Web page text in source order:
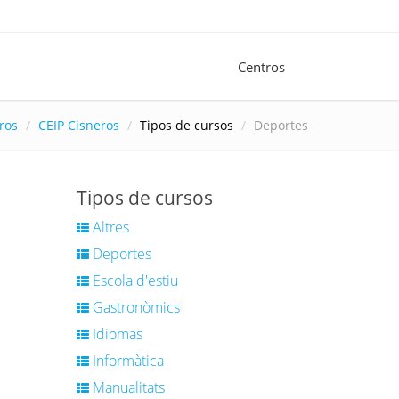
Centros
CEIP Cisneros Tipos de cursos Deportes
Tipos de cursos
Altres
Deportes
Escola d'estiu
Gastronòmics
Idiomas
Informàtica
Manualitats